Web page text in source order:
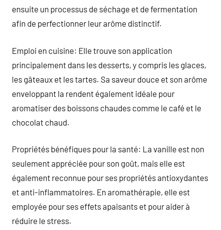
ensuite un processus de séchage et de fermentation
afin de perfectionner leur arôme distinctif.
Emploi en cuisine: Elle trouve son application
principalement dans les desserts, y compris les glaces,
les gâteaux et les tartes. Sa saveur douce et son arôme
enveloppant la rendent également idéale pour
aromatiser des boissons chaudes comme le café et le
chocolat chaud.
Propriétés bénéfiques pour la santé: La vanille est non
seulement appréciée pour son goût, mais elle est
également reconnue pour ses propriétés antioxydantes
et anti-inflammatoires. En aromathérapie, elle est
employée pour ses effets apaisants et pour aider à
réduire le stress.